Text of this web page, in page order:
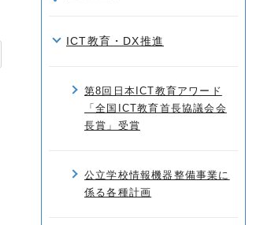
ICT教育・DX推進
第8回日本ICT教育アワード
「全国ICT教育首長協議会会
長賞」受賞
公立学校情報機器整備事業に
係る各種計画